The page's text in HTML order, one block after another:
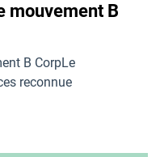
mouvement B
B CorpLe
reconnue